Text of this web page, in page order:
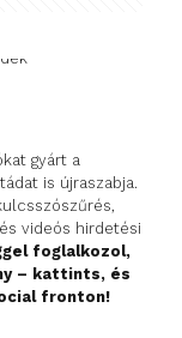
gyárt a
is újraszabja.
videós hirdetési
foglalkozol,
– kattints, és
fronton!